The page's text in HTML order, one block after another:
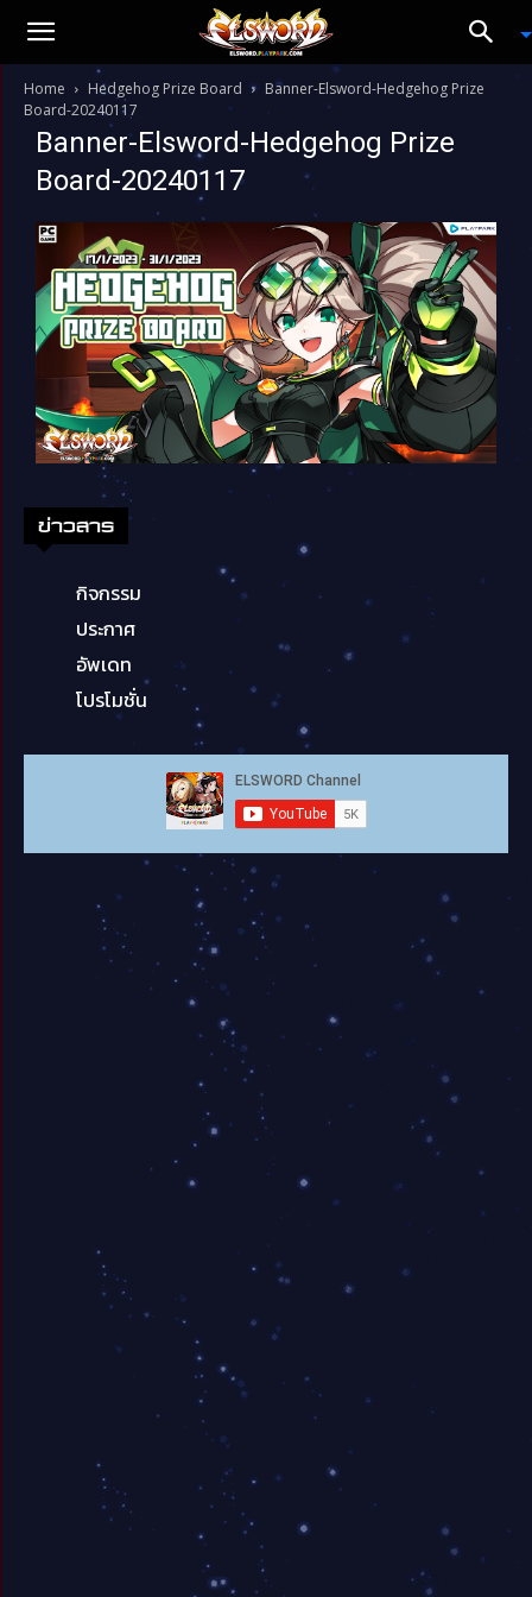
Home Hedgehog Prize Board
Banner-Elsword-Hedgehog Prize
Board-20240117
Banner-Elsword-Hedgehog Prize
Board-20240117
ข่าวสาร
กิจกรรม
ประกาศ
อัพเดท
โปรโมชั่น